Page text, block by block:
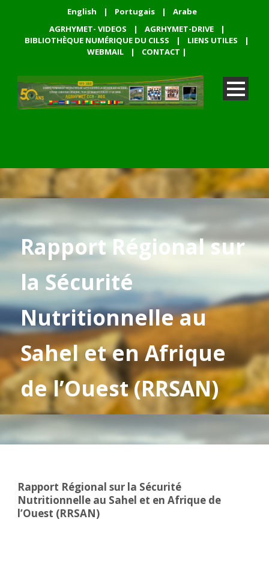
English | Portugais |
Arabe
AGRHYMET- VIDEOS
| AGRHYMET-DRIVE
|
BIBLIOTHÈQUE NUMÉRIQUE DU CILSS
| LIENS UTILES
|
WEBMAIL
| CONTACT |
Rapport Régional sur
la Sécurité
Nutritionnelle au
Sahel et en Afrique
de l’Ouest (RRSAN)
Rapport Régional sur la Sécurité
Nutritionnelle au Sahel et en Afrique de
l’Ouest (RRSAN)